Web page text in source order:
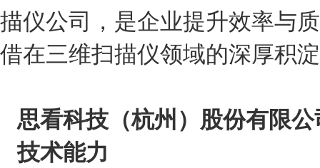
描仪公司，是企业提升效率与
借在三维扫描仪领域的深厚积
思看科技（杭州）股份有限
技术能力